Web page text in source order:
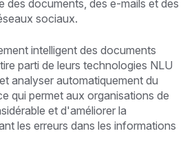
des documents, des e-mails et des
sociaux.
intelligent des documents
parti de leurs technologies NLU
analyser automatiquement du
qui permet aux organisations de
et d'améliorer la
les erreurs dans les informations